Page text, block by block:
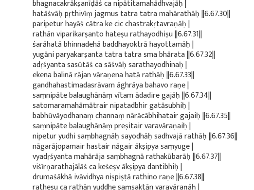
bhagnacakrākṣanīḍāś ca nipātitamahādhvajāḥ |
hatāśvāḥ pṛthivīṃ jagmus tatra tatra mahārathāḥ ||6.67.30||
paripetur hayāś cātra ke cic chastrakṛtavraṇāḥ |
rathān viparikarṣanto hateṣu rathayodhiṣu ||6.67.31||
śarāhatā bhinnadehā baddhayoktrā hayottamāḥ |
yugāni paryakarṣanta tatra tatra sma bhārata ||6.67.32||
adṛśyanta sasūtāś ca sāśvāḥ sarathayodhinaḥ |
ekena balinā rājan vāraṇena hatā rathāḥ ||6.67.33||
gandhahastimadasrāvam āghrāya bahavo raṇe |
saṃnipāte balaughānāṃ vītam ādadire gajāḥ ||6.67.34||
satomaramahāmātrair nipatadbhir gatāsubhiḥ |
babhūvāyodhanaṃ channaṃ nārācābhihatair gajaiḥ ||6.67.35||
saṃnipāte balaughānāṃ preṣitair varavāraṇaiḥ |
nipetur yudhi saṃbhagnāḥ sayodhāḥ sadhvajā rathāḥ ||6.67.36||
nāgarājopamair hastair nāgair ākṣipya saṃyuge |
vyadṛśyanta mahārāja saṃbhagnā rathakūbarāḥ ||6.67.37||
viśīrṇarathajālāś ca keśeṣv ākṣipya dantibhiḥ |
drumaśākhā ivāvidhya niṣpiṣṭā rathino raṇe ||6.67.38||